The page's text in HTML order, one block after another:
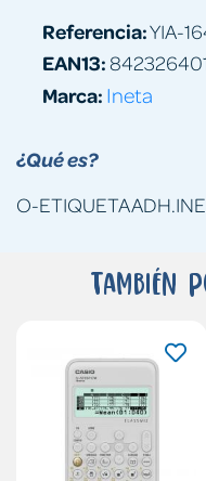
¿Qué es?
O-ETIQUETA
Referencia:YIA-
EAN13:
Marca: Ineta
También